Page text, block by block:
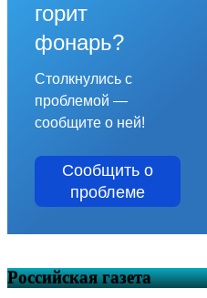
горит
фонарь?
Столкнулись с
проблемой —
сообщите о ней!
Сообщить о
проблеме
Российская газета